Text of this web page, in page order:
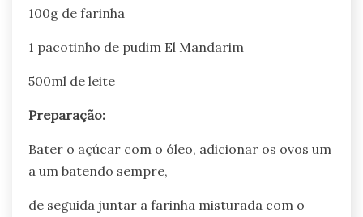
100g de farinha
1 pacotinho de pudim El Mandarim
500ml de leite
Preparação:
Bater o açúcar com o óleo, adicionar os ovos um
a um batendo sempre,
de seguida juntar a farinha misturada com o